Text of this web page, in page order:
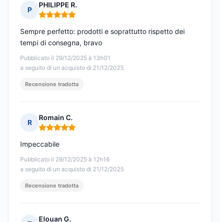
P
PHILIPPE R.
Nota: 5 su 5
Pubblicato il 29/12/2025 à 13h01
a seguito di un acquisto di 21/12/2025
Sempre perfetto: prodotti e soprattutto rispetto dei
tempi di consegna, bravo
Recensione tradotta
R
Romain C.
Nota: 5 su 5
Pubblicato il 29/12/2025 à 12h16
a seguito di un acquisto di 21/12/2025
Impeccabile
Recensione tradotta
Elouan G.